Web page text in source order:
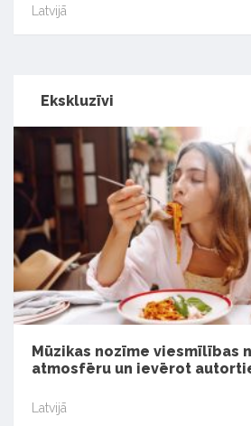
Latvijā
Ekskluzīvi
Mūzikas nozīme viesmīlības
atmosfēru un ievērot
Latvijā